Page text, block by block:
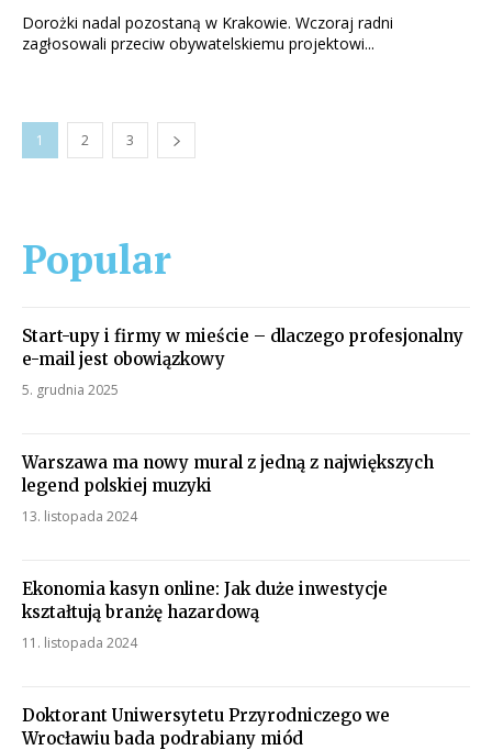
Dorożki nadal pozostaną w Krakowie. Wczoraj radni
zagłosowali przeciw obywatelskiemu projektowi...
1 2 3
Popular
Start-upy i firmy w mieście – dlaczego profesjonalny
e-mail jest obowiązkowy
5. grudnia 2025
Warszawa ma nowy mural z jedną z największych
legend polskiej muzyki
13. listopada 2024
Ekonomia kasyn online: Jak duże inwestycje
kształtują branżę hazardową
11. listopada 2024
Doktorant Uniwersytetu Przyrodniczego we
Wrocławiu bada podrabiany miód